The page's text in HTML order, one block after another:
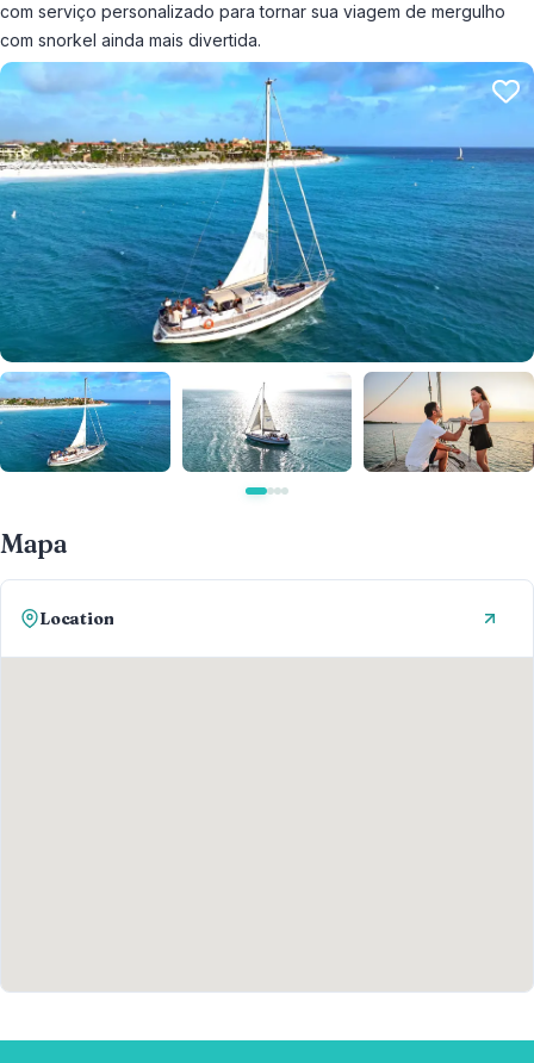
com serviço personalizado para tornar sua viagem de mergulho
com snorkel ainda mais divertida.
Mapa
Location